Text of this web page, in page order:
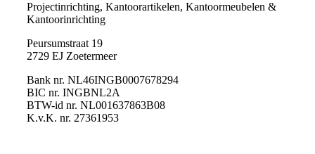
Projectinrichting, Kantoorartikelen, Kantoormeubelen &
Kantoorinrichting
Peursumstraat 19
2729 EJ Zoetermeer
Bank nr. NL46INGB0007678294
BIC nr. INGBNL2A
BTW-id nr. NL001637863B08
K.v.K. nr. 27361953